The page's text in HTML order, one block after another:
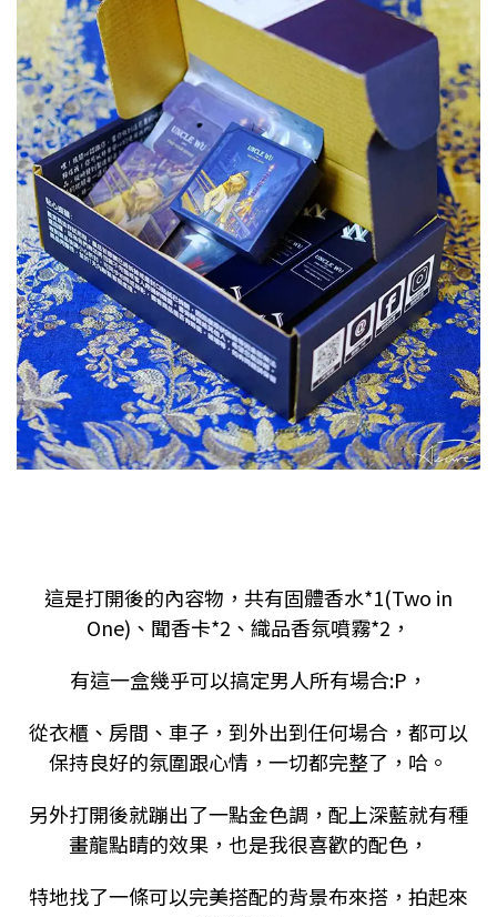
這是打開後的內容物，共有固體香水*1(Two in
One)、聞香卡*2、織品香氛噴霧*2，
有這一盒幾乎可以搞定男人所有場合:P，
從衣櫃、房間、車子，到外出到任何場合，都可以
保持良好的氛圍跟心情，一切都完整了，哈。
另外打開後就蹦出了一點金色調，配上深藍就有種
畫龍點睛的效果，也是我很喜歡的配色，
特地找了一條可以完美搭配的背景布來搭，拍起來